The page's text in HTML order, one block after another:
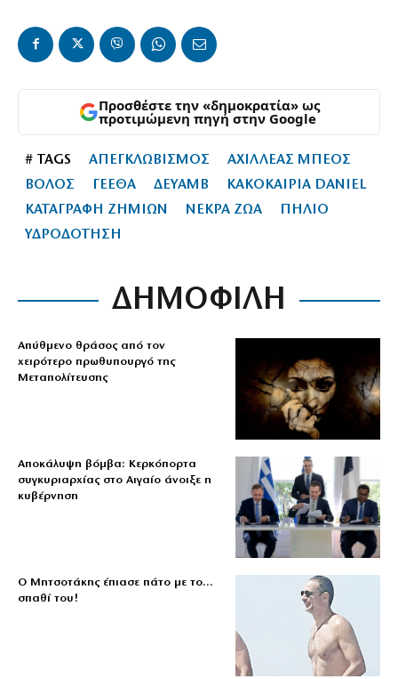
Προσθέστε την «δημοκρατία» ως
προτιμώμενη πηγή στην Google
# TAGS ΑΠΕΓΚΛΩΒΙΣΜΟΣ
ΑΧΙΛΛΕΑΣ ΜΠΕΟΣ
ΒΟΛΟΣ
ΓΕΕΘΑ ΔΕΥΑΜΒ
ΚΑΚΟΚΑΙΡΙΑ DANIEL
ΚΑΤΑΓΡΑΦΗ ΖΗΜΙΩΝ
ΝΕΚΡΑ ΖΩΑ
ΠΗΛΙΟ
ΥΔΡΟΔΟΤΗΣΗ
ΔΗΜΟΦΙΛΗ
Απύθμενο θράσος από τον
χειρότερο πρωθυπουργό της
Μεταπολίτευσης
Αποκάλυψη βόμβα: Κερκόπορτα
συγκυριαρχίας στο Αιγαίο άνοιξε η
κυβέρνηση
Ο Μητσοτάκης έπιασε πάτο με το…
σπαθί του!